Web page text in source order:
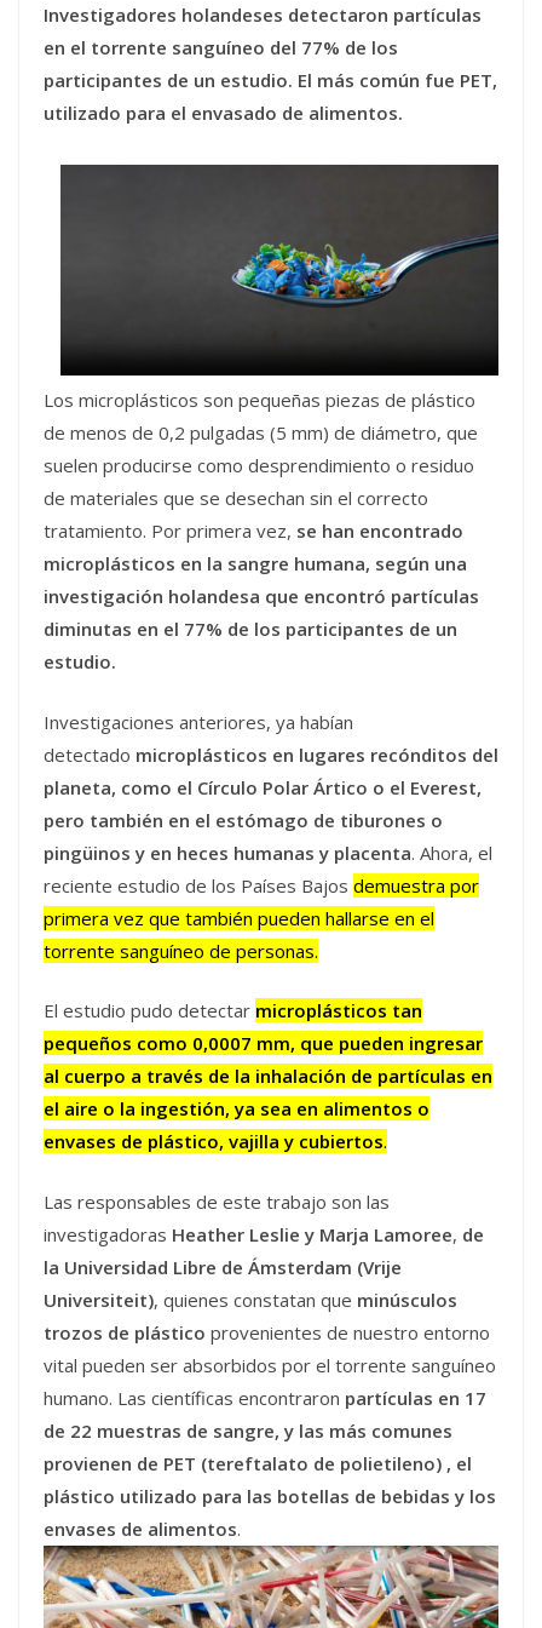
Investigadores holandeses detectaron partículas
en el torrente sanguíneo del 77% de los
participantes de un estudio. El más común fue PET,
utilizado para el envasado de alimentos.
Los microplásticos son pequeñas piezas de plástico
de menos de 0,2 pulgadas (5 mm) de diámetro, que
suelen producirse como desprendimiento o residuo
de materiales que se desechan sin el correcto
tratamiento. Por primera vez, se han encontrado
microplásticos en la sangre humana, según una
investigación holandesa que encontró partículas
diminutas en el 77% de los participantes de un
estudio.
Investigaciones anteriores, ya habían
detectado microplásticos en lugares recónditos del
planeta, como el Círculo Polar Ártico o el Everest,
pero también en el estómago de tiburones o
pingüinos y en heces humanas y placenta. Ahora, el
reciente estudio de los Países Bajos demuestra por
primera vez que también pueden hallarse en el
torrente sanguíneo de personas.
El estudio pudo detectar microplásticos tan
pequeños como 0,0007 mm, que pueden ingresar
al cuerpo a través de la inhalación de partículas en
el aire o la ingestión, ya sea en alimentos o
envases de plástico, vajilla y cubiertos.
Las responsables de este trabajo son las
investigadoras Heather Leslie y Marja Lamoree, de
la Universidad Libre de Ámsterdam (Vrije
Universiteit), quienes constatan que minúsculos
trozos de plástico provenientes de nuestro entorno
vital pueden ser absorbidos por el torrente sanguíneo
humano. Las científicas encontraron partículas en 17
de 22 muestras de sangre, y las más comunes
provienen de PET (tereftalato de polietileno) , el
plástico utilizado para las botellas de bebidas y los
envases de alimentos.